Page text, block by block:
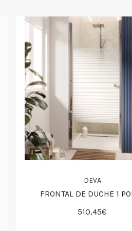
DEVA
FRONTAL DE DUCHE 1
510,45€